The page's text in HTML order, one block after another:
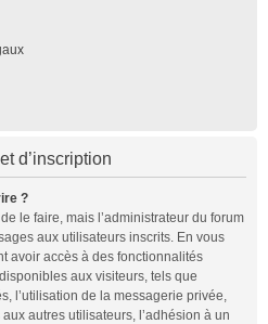
d’inscription
?
le faire, mais l’administrateur du forum
aux utilisateurs inscrits. En vous
avoir accès à des fonctionnalités
aux visiteurs, tels que
l’utilisation de la messagerie privée,
autres utilisateurs, l’adhésion à un